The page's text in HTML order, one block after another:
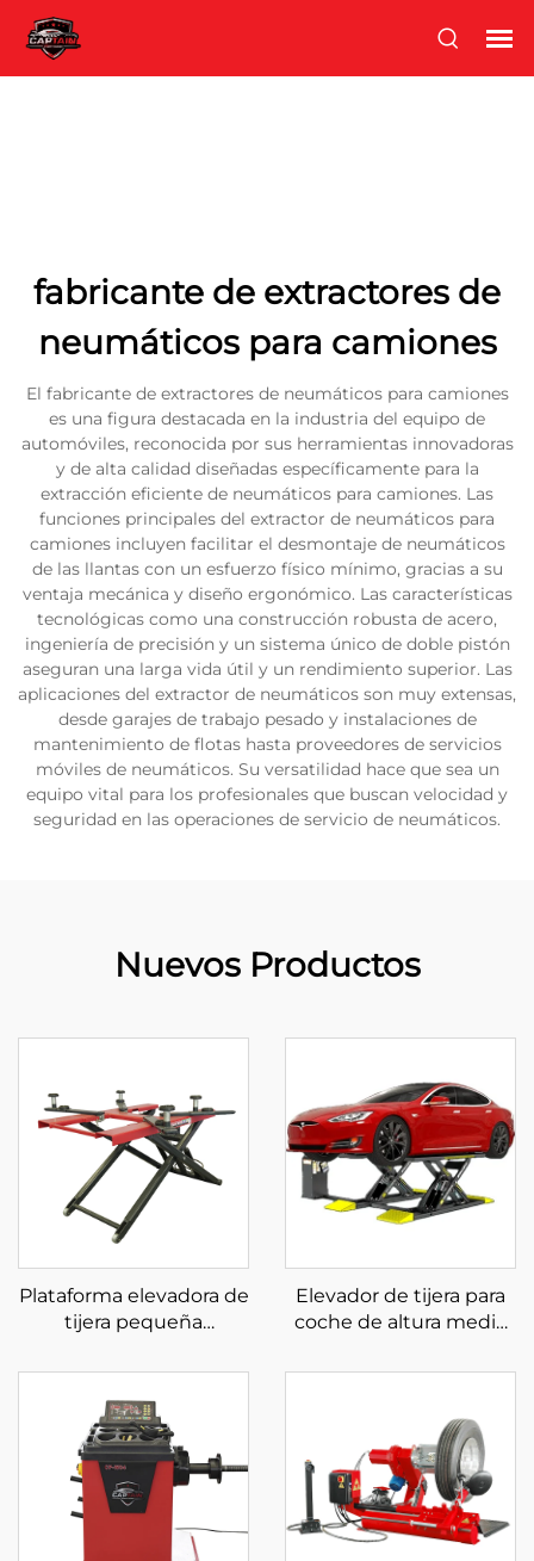
fabricante de extractores de
neumáticos para camiones
El fabricante de extractores de neumáticos para camiones
es una figura destacada en la industria del equipo de
automóviles, reconocida por sus herramientas innovadoras
y de alta calidad diseñadas específicamente para la
extracción eficiente de neumáticos para camiones. Las
funciones principales del extractor de neumáticos para
camiones incluyen facilitar el desmontaje de neumáticos
de las llantas con un esfuerzo físico mínimo, gracias a su
ventaja mecánica y diseño ergonómico. Las características
tecnológicas como una construcción robusta de acero,
ingeniería de precisión y un sistema único de doble pistón
aseguran una larga vida útil y un rendimiento superior. Las
aplicaciones del extractor de neumáticos son muy extensas,
desde garajes de trabajo pesado y instalaciones de
mantenimiento de flotas hasta proveedores de servicios
móviles de neumáticos. Su versatilidad hace que sea un
equipo vital para los profesionales que buscan velocidad y
seguridad en las operaciones de servicio de neumáticos.
Nuevos Productos
Plataforma elevadora de
tijera pequeña
tijera automotriz
Plataforma elevadora de
tijera móvil para
automóvil
Elevador de tijera para
coche de altura media
elevador de tijera para